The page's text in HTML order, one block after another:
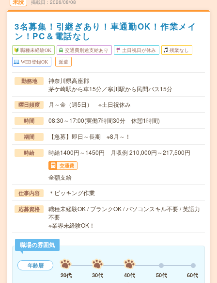
掲載日 2026/08/08
3名募集！引継ぎあり！車通勤OK！作業メイ
ン！PC＆電話なし
職種未経験OK 交通費別途支給あり 土日祝日が休み 残業なし
WEB登録OK 派遣
勤務地
神奈川県高座郡
茅ケ崎駅から車15分／寒川駅から民間バス15分
曜日頻度 月～金（週5日） ※土日祝休み
時間 08:30～17:00(実働7時間30分 休憩1時間)
期間 【急募】即日～長期 ※8月～！
時給 時給1400円～1450円 月収例 210,000円～217,500円
交通費
全額支給
仕事内容 ＊ピッキング作業
応募資格
職種未経験OK / ブランクOK / パソコンスキル不要 / 英語力
不要
※業界未経験OK！
職場の雰囲気
年齢層
20代
30代 40代 50代
60代